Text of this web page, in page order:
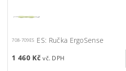
708-709ES ES: Ručka ErgoSense
1 460 Kč